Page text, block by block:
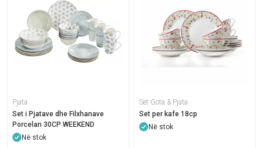
Pjata
Set i Pjatave dhe Filxhanave
Porcelan 30CP WEEKEND
Në stok
Set Gota & Pjata
Set per kafe 18cp
Në stok